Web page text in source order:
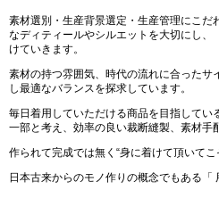
素材選別・生産背景選定・生産管理にこだ
なディティールやシルエットを大切にし、
けていきます。
素材の持つ雰囲気、時代の流れに合ったサ
し最適なバランスを探求しています。
毎日着用していただける商品を目指してい
一部と考え、効率の良い裁断縫製、素材手
作られて完成では無く“身に着けて頂いて
日本古来からのモノ作りの概念でもある「